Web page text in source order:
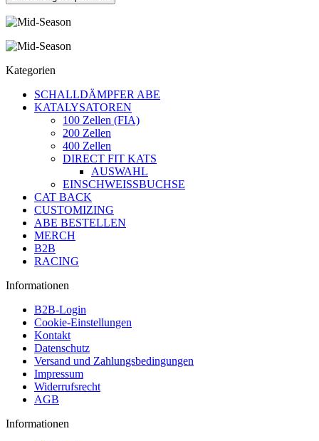
Kategorien
SCHALLDÄMPFER ABE
KATALYSATOREN
100 Zellen (FIA)
200 Zellen
400 Zellen
DIRECT FIT KATS
AUSWAHL
EINSCHWEISSBUCHSE
CAT BACK
CUSTOMIZING
ABE BESTELLEN
MERCH
B2B
RACING
Informationen
B2B-Login
Cookie-Einstellungen
Kontakt
Datenschutz
Versand und Zahlungsbedingungen
Impressum
Widerrufsrecht
AGB
Informationen